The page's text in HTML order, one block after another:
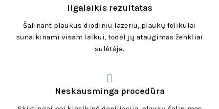
Ilgalaikis rezultatas
Šalinant plaukus diodiniu lazeriu, plaukų folikulai
sunaikinami visam laikui, todėl jų ataugimas ženkliai
sulėtėja.
Neskausminga procedūra